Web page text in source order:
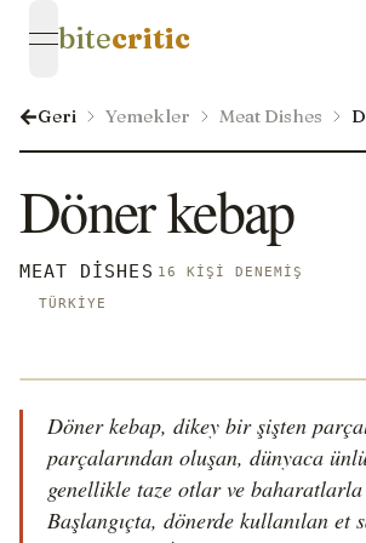
open navigation menu
bitecritic
Geri Yemekler Meat Dishes
Döner kebap
MEAT DISHES 16 KIŞI DENEMIŞ
TÜRKIYE
Döner kebap, dikey bir şişten
parçalarından oluşan, dünyaca
genellikle taze otlar ve baharatlarla
Başlangıçta, dönerde kullanılan et